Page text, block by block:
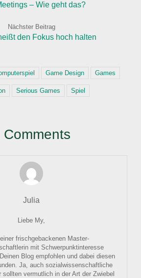
– Wie geht das?
Nächster Beitrag
den Fokus hoch halten
Game Design Games
Serious Games Spiel
Comments
Julia
Liebe My,
frischgebackenen Master-
mit Schwerpunktinteresse
Blog empfohlen und dabei diesen
Ja, auch sozialwissenschaftliche
vermutlich in der Art der Zwiebel